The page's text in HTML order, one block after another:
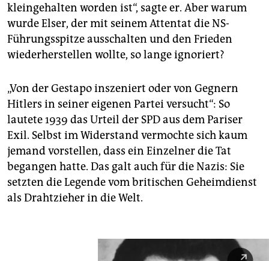
kleingehalten worden ist“, sagte er. Aber warum
wurde Elser, der mit seinem Attentat die NS-
Führungsspitze ausschalten und den Frieden
wiederherstellen wollte, so lange ignoriert?
„Von der Gestapo inszeniert oder von Gegnern
Hitlers in seiner eigenen Partei versucht“: So
lautete 1939 das Urteil der SPD aus dem Pariser
Exil. Selbst im Widerstand vermochte sich kaum
jemand vorstellen, dass ein Einzelner die Tat
begangen hatte. Das galt auch für die Nazis: Sie
setzten die Legende vom britischen Geheimdienst
als Drahtzieher in die Welt.